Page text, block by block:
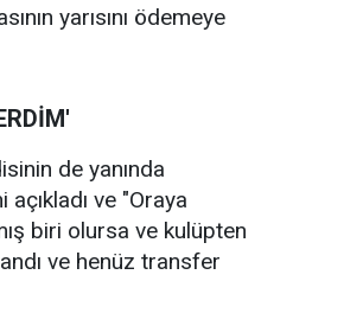
yarısını ödemeye
de yanında
ve "Oraya
biri olursa ve kulüpten
ve henüz transfer